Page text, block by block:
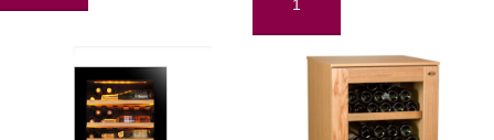
AÑADIR AL CARRITO